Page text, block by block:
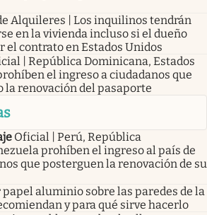
Alquileres | Los inquilinos tendrán
en la vivienda incluso si el dueño
el contrato en Estados Unidos
| República Dominicana, Estados
el ingreso a ciudadanos que
la renovación del pasaporte
Oficial | Perú, República
prohíben el ingreso al país de
que posterguen la renovación de su
papel aluminio sobre las paredes de la
y para qué sirve hacerlo